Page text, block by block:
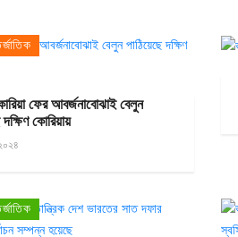
ফের আবর্জনাবোঝাই বেলুন
দক্ষিণ কোরিয়ায়